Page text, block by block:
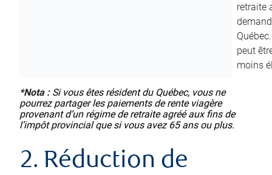
retraite
peut
moins
*Nota :Si vous êtes résident du Québec, vous ne
pourrez partager les paiements de rente viagère
provenant d’un régime de retraite agréé aux fins de
l’impôt provincial que si vous avez 65 ans ou plus.
2. Réduction de